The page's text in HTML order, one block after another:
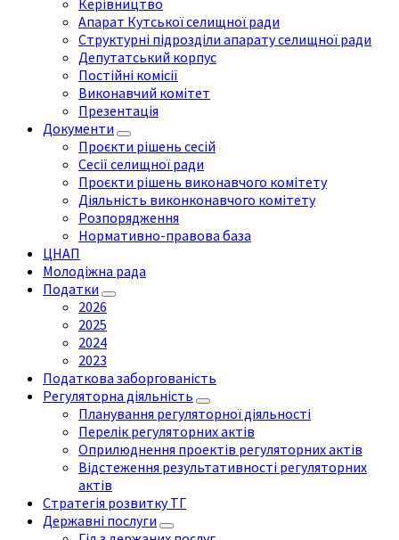
Керівництво
Апарат Кутської селищної ради
Структурні підрозділи апарату селищної ради
Депутатський корпус
Постійні комісії
Виконавчий комітет
Презентація
Документи
Проєкти рішень сесій
Сесії селищної ради
Проєкти рішень виконавчого комітету
Діяльність виконконавчого комітету
Розпорядження
Нормативно-правова база
ЦНАП
Молодіжна рада
Податки
2026
2025
2024
2023
Податкова заборгованість
Регуляторна діяльність
Планування регуляторної діяльності
Перелік регуляторних актів
Оприлюднення проектів регуляторних актів
Відстеження результативності регуляторних
актів
Стратегія розвитку ТГ
Державні послуги